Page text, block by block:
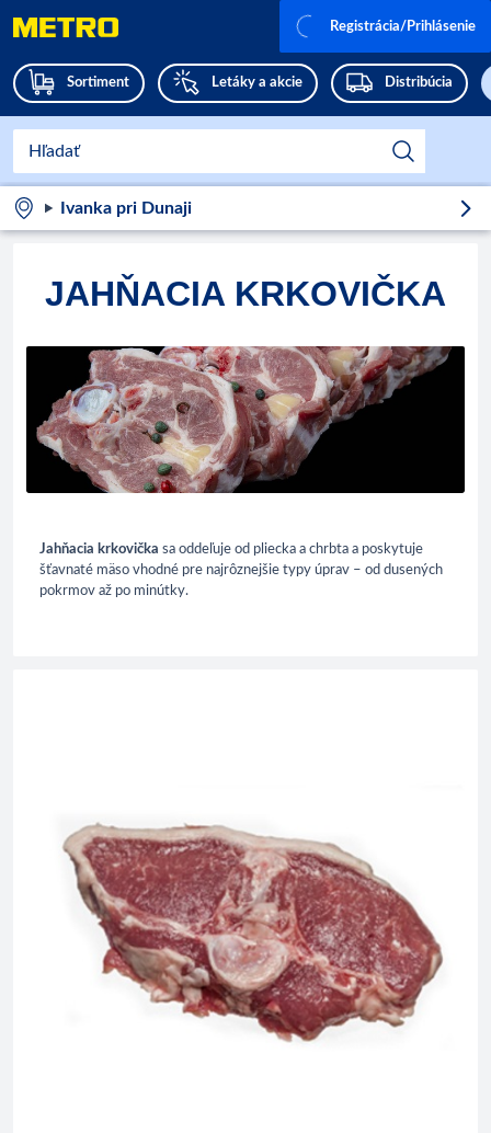
Sortiment Letáky a akcie Distribúcia
Registrácia/Prihlásenie
Ivanka pri Dunaji
JAHŇACIA KRKOVIČKA
Jahňacia krkovička sa oddeľuje od pliecka a chrbta a poskytuje
šťavnaté mäso vhodné pre najrôznejšie typy úprav – od dusených
pokrmov až po minútky.